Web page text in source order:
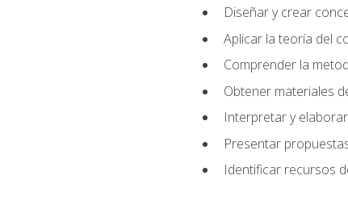
Diseñar y crear
Aplicar la teoría del
Comprender la
Obtener materiales
Interpretar y
Presentar
Identificar recursos